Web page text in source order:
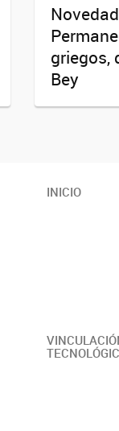
griegos,
Bey
INICIO